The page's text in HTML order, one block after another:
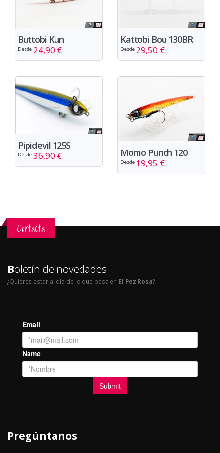
Buttobi Kun
Desde 24,90 €
Kattobi Bou 130BR
Desde 29,50 €
Pipidevil 125S
Desde 36,90 € Momo Punch 120
Desde 19,95 €
Contacta
Boletín de novedades
¿Quieres estar al día de lo que pasa en El Pez Rosa?
Pregúntanos